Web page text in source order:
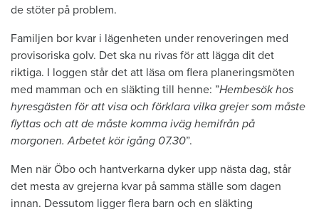
de stöter på problem.
Familjen bor kvar i lägenheten under renoveringen med
provisoriska golv. Det ska nu rivas för att lägga dit det
riktiga. I loggen står det att läsa om flera planeringsmöten
med mamman och en släkting till henne: ”Hembesök hos
hyresgästen för att visa och förklara vilka grejer som måste
flyttas och att de måste komma iväg hemifrån på
morgonen. Arbetet kör igång 07.30”.
Men när Öbo och hantverkarna dyker upp nästa dag, står
det mesta av grejerna kvar på samma ställe som dagen
innan. Dessutom ligger flera barn och en släkting